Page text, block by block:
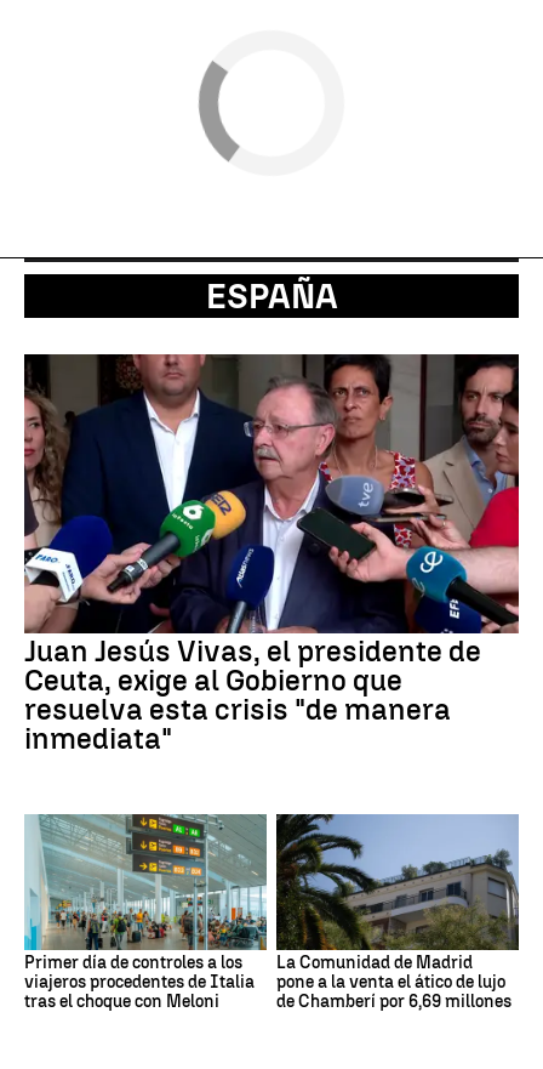
ESPAÑA
Juan Jesús Vivas, el presidente de
Ceuta, exige al Gobierno que
resuelva esta crisis "de manera
inmediata"
Primer día de controles a los
viajeros procedentes de Italia
tras el choque con Meloni
La Comunidad de Madrid
pone a la venta el ático de lujo
de Chamberí por 6,69 millones